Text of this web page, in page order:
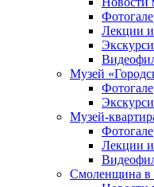
Лекции
Музей
Музей-
Лекции и
Смоленщина в